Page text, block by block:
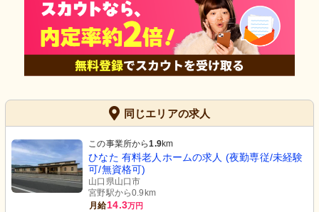
同じエリアの求人
この事業所から1.9km
ひなた 有料老人ホームの求人 (夜勤専従/未経験
可/無資格可)
山口県山口市
宮野駅から0.9km
月給14.3万円